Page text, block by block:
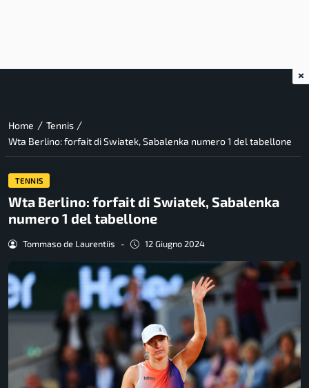
Home / Tennis /
Wta Berlino: forfait di Swiatek, Sabalenka numero 1 del tabellone
TENNIS
Wta Berlino: forfait di Swiatek, Sabalenka
numero 1 del tabellone
Tommaso de Laurentiis - 12 Giugno 2024
×